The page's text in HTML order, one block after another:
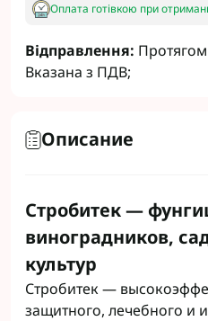
Оплата готівкою при
Відправлення:
Вказана з ПДВ;
Описание
Стробитек —
виноградников,
культур
Стробитек —
защитного, лечебного и